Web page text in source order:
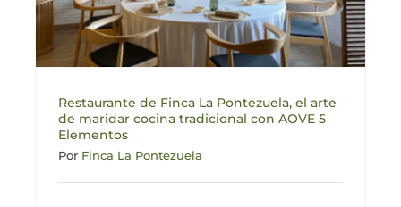
Restaurante de Finca La Pontezuela, el arte
de maridar cocina tradicional con AOVE 5
Elementos
Por Finca La Pontezuela